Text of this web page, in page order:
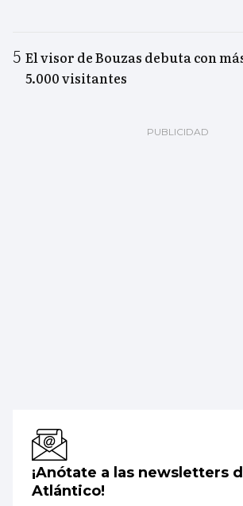
El visor de Bouzas debuta con
5.000 visitantes
¡Anótate a las newsletters
Atlántico!